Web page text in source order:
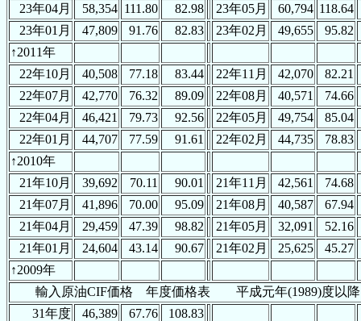
23年04月
58,354 111.80 82.98 23年05月 60,794 118.64
23年01月
47,809 91.76 82.83 23年02月 49,655
95.82
↑2011年
22年10月
40,508 77.18 83.44 22年11月 42,070
82.21
22年07月
42,770 76.32 89.09 22年08月 40,571
74.66
22年04月
46,421 79.73 92.56 22年05月 49,754
85.04
22年01月
44,707 77.59 91.61 22年02月 44,735
78.83
↑2010年
21年10月
39,692 70.11 90.01 21年11月 42,561
74.68
21年07月
41,896 70.00 95.09 21年08月 40,587
67.94
21年04月
29,459 47.39 98.82 21年05月 32,091
52.16
21年01月
24,604 43.14 90.67 21年02月 25,625
45.27
↑2009年
輸入原油CIF価格 年度価格表 平成元年(1989)度以降
31年度
46,389 67.76
108.83